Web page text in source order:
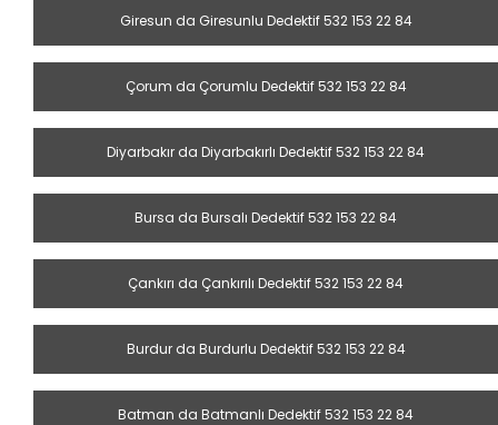
Giresun da Giresunlu Dedektif 532 153 22 84
Çorum da Çorumlu Dedektif 532 153 22 84
Diyarbakır da Diyarbakırlı Dedektif 532 153 22 84
Bursa da Bursalı Dedektif 532 153 22 84
Çankırı da Çankırılı Dedektif 532 153 22 84
Burdur da Burdurlu Dedektif 532 153 22 84
Batman da Batmanlı Dedektif 532 153 22 84